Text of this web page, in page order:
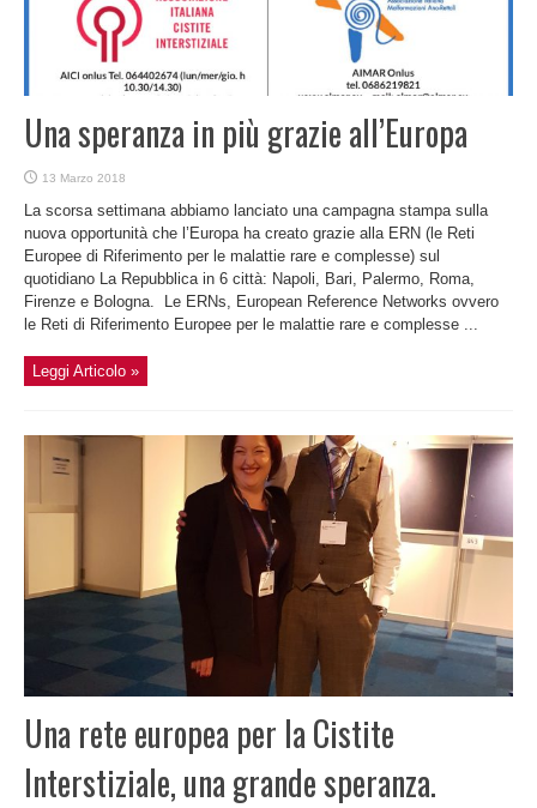
Una speranza in più grazie all’Europa
13 Marzo 2018
La scorsa settimana abbiamo lanciato una campagna stampa sulla
nuova opportunità che l’Europa ha creato grazie alla ERN (le Reti
Europee di Riferimento per le malattie rare e complesse) sul
quotidiano La Repubblica in 6 città: Napoli, Bari, Palermo, Roma,
Firenze e Bologna. Le ERNs, European Reference Networks ovvero
le Reti di Riferimento Europee per le malattie rare e complesse ...
Leggi Articolo »
Una rete europea per la Cistite
Interstiziale, una grande speranza.